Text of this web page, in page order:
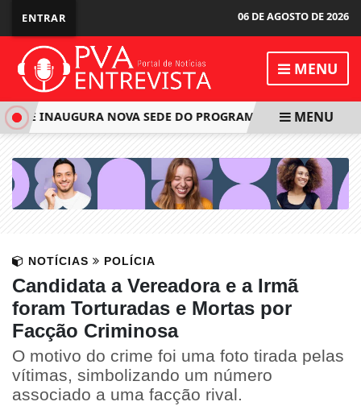
ENTRAR 06 DE AGOSTO DE 2026
MENU
INAUGURA NOVA SEDE DO PROGRAMA "MELHOR EM
MENU
NOTÍCIAS POLÍCIA
Candidata a Vereadora e a Irmã
foram Torturadas e Mortas por
Facção Criminosa
O motivo do crime foi uma foto tirada pelas
vítimas, simbolizando um número
associado a uma facção rival.